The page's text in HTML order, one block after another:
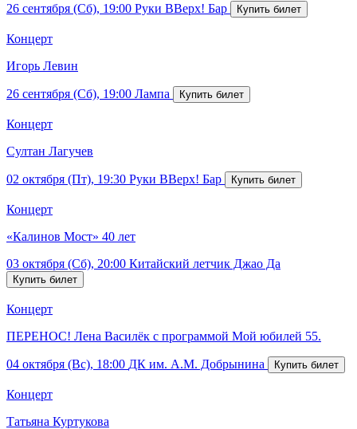
26 сентября (Сб), 19:00 Руки ВВерх! Бар
Концерт
Игорь Левин
26 сентября (Сб), 19:00 Лампа
Концерт
Султан Лагучев
02 октября (Пт), 19:30 Руки ВВерх! Бар
Концерт
«Калинов Мост» 40 лет
03 октября (Сб), 20:00 Китайский летчик Джао Да
Концерт
ПЕРЕНОС! Лена Василёк с программой Мой юбилей 55.
04 октября (Вс), 18:00 ДК им. А.М. Добрынина
Концерт
Татьяна Куртукова